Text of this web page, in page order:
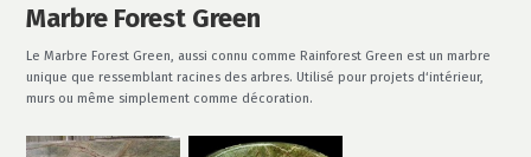
Marbre Forest Green
Le Marbre Forest Green, aussi connu comme Rainforest Green est un marbre
unique que ressemblant racines des arbres. Utilisé pour projets d‘intérieur,
murs ou même simplement comme décoration.
Préservation de la Pierre
Contact
FR
Português